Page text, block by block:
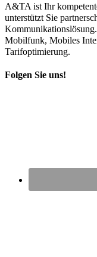
A&TA ist Ihr
unterstützt Sie
Mobilfunk, Mobiles
Tarifoptimierung.
Folgen Sie uns!